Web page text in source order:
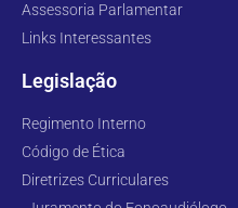
Assessoria Parlamentar
Links Interessantes
Legislação
Regimento Interno
Código de Ética
Diretrizes Curriculares